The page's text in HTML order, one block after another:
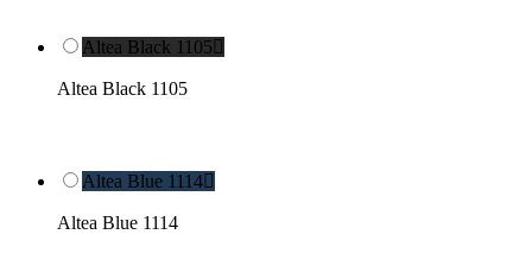
Altea Black 1105
Altea Black 1105
Altea Blue 1114
Altea Blue 1114